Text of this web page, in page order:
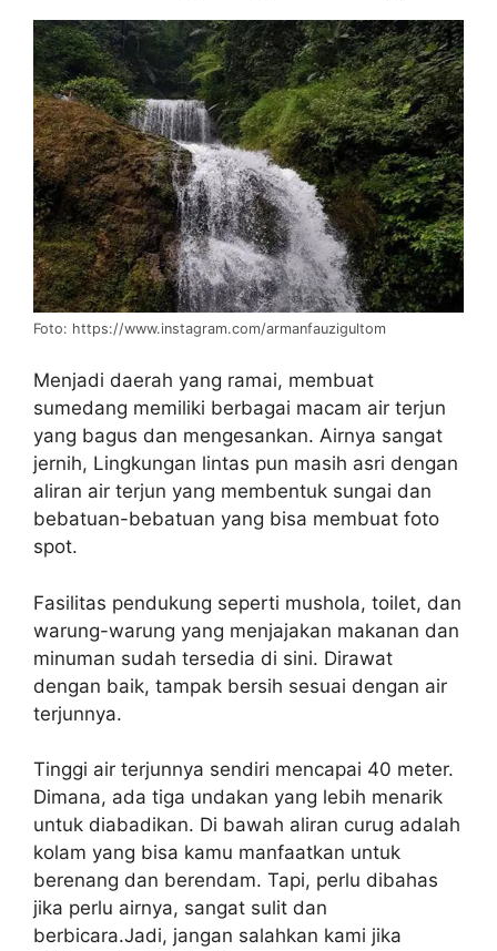
Foto: https://www.instagram.com/armanfauzigultom
Menjadi daerah yang ramai, membuat
sumedang memiliki berbagai macam air terjun
yang bagus dan mengesankan. Airnya sangat
jernih, Lingkungan lintas pun masih asri dengan
aliran air terjun yang membentuk sungai dan
bebatuan-bebatuan yang bisa membuat foto
spot.
Fasilitas pendukung seperti mushola, toilet, dan
warung-warung yang menjajakan makanan dan
minuman sudah tersedia di sini. Dirawat
dengan baik, tampak bersih sesuai dengan air
terjunnya.
Tinggi air terjunnya sendiri mencapai 40 meter.
Dimana, ada tiga undakan yang lebih menarik
untuk diabadikan. Di bawah aliran curug adalah
kolam yang bisa kamu manfaatkan untuk
berenang dan berendam. Tapi, perlu dibahas
jika perlu airnya, sangat sulit dan
berbicara.Jadi, jangan salahkan kami jika